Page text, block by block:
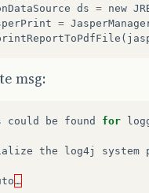
ds = new
=
(
msg:
could be found for
the log4j system
…